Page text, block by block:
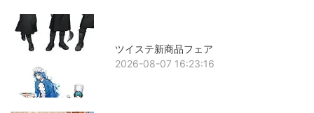
ツイステ新商品フェア
2026-08-07 16:23:16